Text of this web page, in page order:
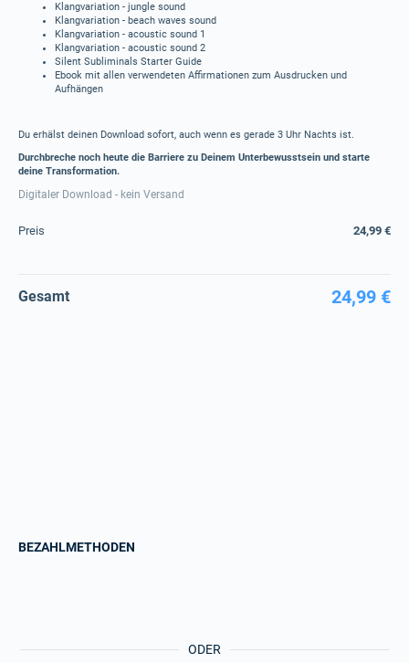
Klangvariation - jungle sound
Klangvariation - beach waves sound
Klangvariation - acoustic sound 1
Klangvariation - acoustic sound 2
Silent Subliminals Starter Guide
Ebook mit allen verwendeten Affirmationen zum Ausdrucken und
Aufhängen
Du erhälst deinen Download sofort, auch wenn es gerade 3 Uhr Nachts ist.
Durchbreche noch heute die Barriere zu Deinem Unterbewusstsein und starte
deine Transformation.
Digitaler Download - kein Versand
Preis 24,99 €
Gesamt 24,99 €
ODER
BEZAHLMETHODEN